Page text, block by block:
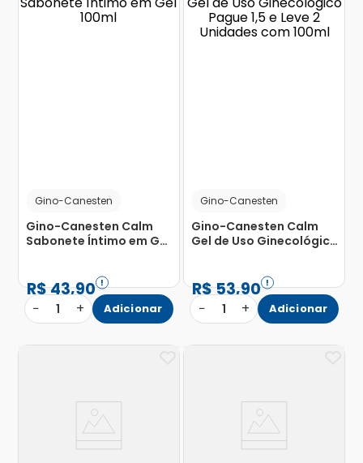
Gino-Canesten
Gino-Canesten Calm
Sabonete Íntimo em Gel
R$43,90
− 1 + Adicionar
Gino-Canesten
Gino-Canesten Calm
Gel de Uso Ginecológico
R$53,90
− 1 + Adicionar